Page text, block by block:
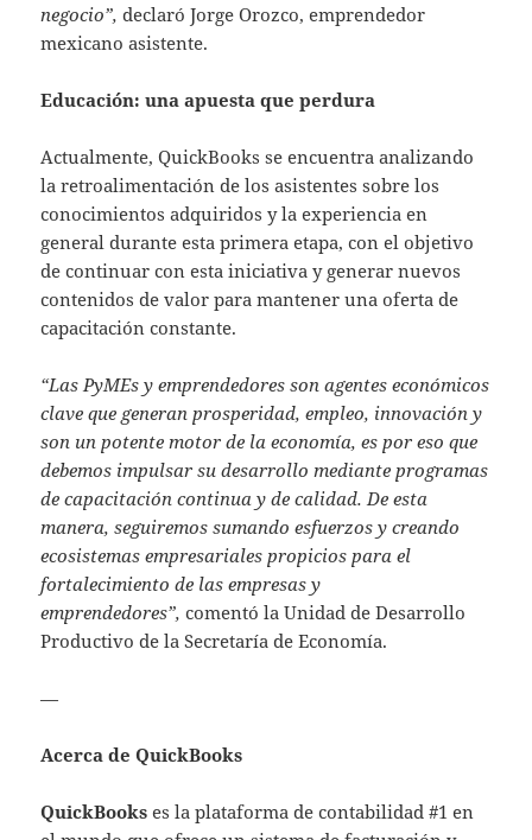
negocio”, declaró Jorge Orozco, emprendedor
mexicano asistente.
Educación: una apuesta que perdura
Actualmente, QuickBooks se encuentra analizando
la retroalimentación de los asistentes sobre los
conocimientos adquiridos y la experiencia en
general durante esta primera etapa, con el objetivo
de continuar con esta iniciativa y generar nuevos
contenidos de valor para mantener una oferta de
capacitación constante.
“Las PyMEs y emprendedores son agentes económicos
clave que generan prosperidad, empleo, innovación y
son un potente motor de la economía, es por eso que
debemos impulsar su desarrollo mediante programas
de capacitación continua y de calidad. De esta
manera, seguiremos sumando esfuerzos y creando
ecosistemas empresariales propicios para el
fortalecimiento de las empresas y
emprendedores”,comentó la Unidad de Desarrollo
Productivo de la Secretaría de Economía.
—
Acerca de QuickBooks
QuickBooks es la plataforma de contabilidad #1 en